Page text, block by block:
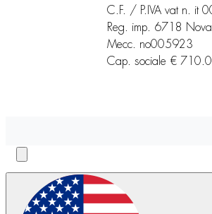
C.F. / P.IVA vat n. it
Reg. imp. 6718
Mecc. no005923
Cap. sociale €